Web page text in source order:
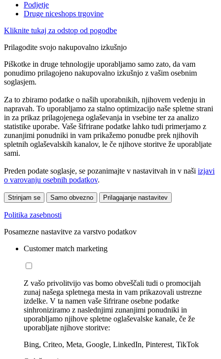
Podjetje
Druge niceshops trgovine
Kliknite tukaj za odstop od pogodbe
Prilagodite svojo nakupovalno izkušnjo
Piškotke in druge tehnologije uporabljamo samo zato, da vam
ponudimo prilagojeno nakupovalno izkušnjo z vašim osebnim
soglasjem.
Za to zbiramo podatke o naših uporabnikih, njihovem vedenju in
napravah. To uporabljamo za stalno optimizacijo naše spletne strani
in za prikaz prilagojenega oglaševanja in vsebine ter za analizo
statistike uporabe. Vaše šifrirane podatke lahko tudi primerjamo z
zunanjimi ponudniki in vam prikažemo ponudbe prek njihovih
spletnih oglaševalskih kanalov, le če njihove storitve že uporabljate
sami.
Preden podate soglasje, se pozanimajte v nastavitvah in v naši izjavi
o varovanju osebnih podatkov.
Strinjam se Samo obvezno Prilagajanje nastavitev
Politika zasebnosti
Posamezne nastavitve za varstvo podatkov
Customer match marketing
Z vašo privolitvijo vas bomo obveščali tudi o promocijah
zunaj našega spletnega mesta in vam prikazovali ustrezne
izdelke. V ta namen vaše šifrirane osebne podatke
sinhroniziramo z naslednjimi zunanjimi ponudniki in
uporabljamo njihove spletne oglaševalske kanale, če že
uporabljate njihove storitve:
Bing, Criteo, Meta, Google, LinkedIn, Pinterest, TikTok